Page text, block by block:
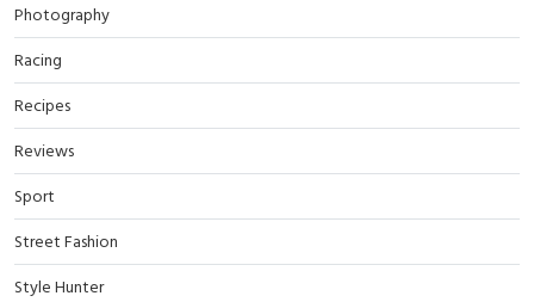
Photography
Racing
Recipes
Reviews
Sport
Street Fashion
Style Hunter